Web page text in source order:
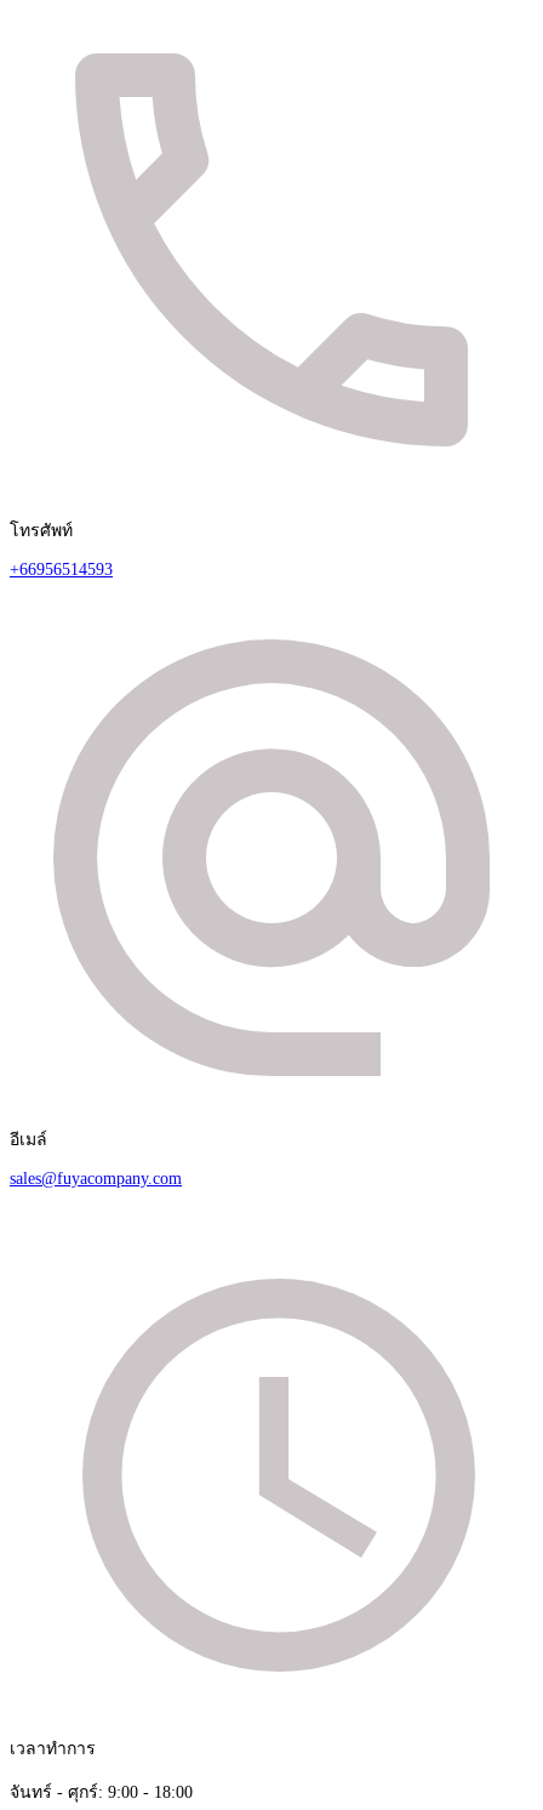
สไตล์ของคุณ
โทรศัพท์
+66956514593
อีเมล์
sales@fuyacompany.com
เวลาทำการ
จันทร์ - ศุกร์: 9:00 - 18:00